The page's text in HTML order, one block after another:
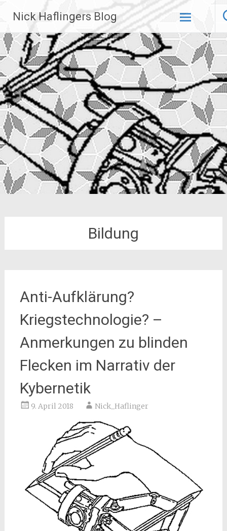
Inhalt
springen
Nick Haflingers Blog
Bildung
Anti-Aufklärung?
Kriegstechnologie? –
Anmerkungen zu blinden
Flecken im Narrativ der
Kybernetik
9. April 2018 Nick_Haflinger